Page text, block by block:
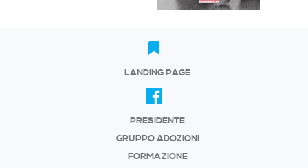
LANDING PAGE
PRESIDENTE
GRUPPO ADOZIONI
FORMAZIONE